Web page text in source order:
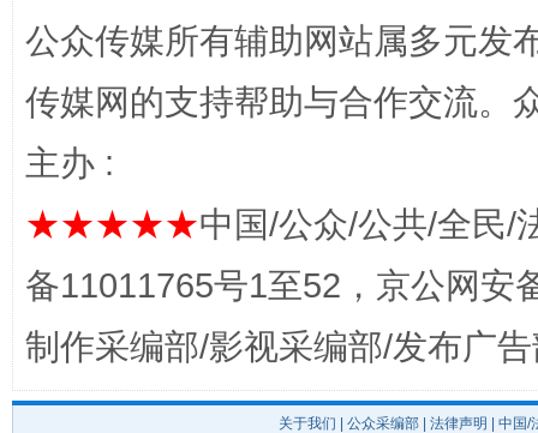
公众传媒所有辅助网站属多元发
传媒网的支持帮助与合作交流。
主办 :
★★★★★中国/公众/公共/全民/
备11011765号1至52，京公网安
制作采编部/影视采编部/发布广
关于我们 公众采编部 法律声明 | 中国